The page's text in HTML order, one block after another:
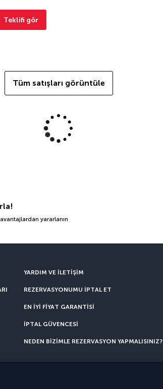
Teklifi gör
Tüm satışları görüntüle
yararlanın
YARDIM VE ILETIŞIM
REZERVASYONUMU IPTAL ET
EN IYI FIYAT GARANTISI
İPTAL GÜVENCESI
NEDEN BIZIMLE REZERVASYON YAPMALISINIZ?